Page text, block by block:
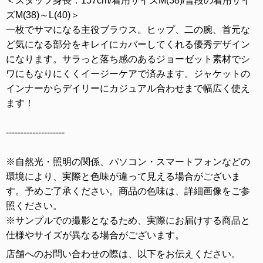
ズM(38)～L(40)＞
一枚でサマになる主役ブラウス。ヒップ、二の腕、首元な
ど気になる部分をキレイにカバーしてくれる優秀デザイン
になります。サラっと落ち感のあるジョーゼット素材でシ
ワにもなりにくくイージーケアで済みます。ジャケットの
インナーからデイリーにカジュアル合わせまで幅広く使え
ます！
--------------------
※自然光・照明の関係、パソコン・スマートフォンなどの
環境により、実際と色味が違って見える場合がございま
す。予めご了承ください。商品の色味は、詳細画像をご参
照ください。
※サンプルでの撮影となるため、実際にお届けする商品と
仕様やサイズが異なる場合がございます。
店舗へのお問い合わせの際は、以下をお伝えください。